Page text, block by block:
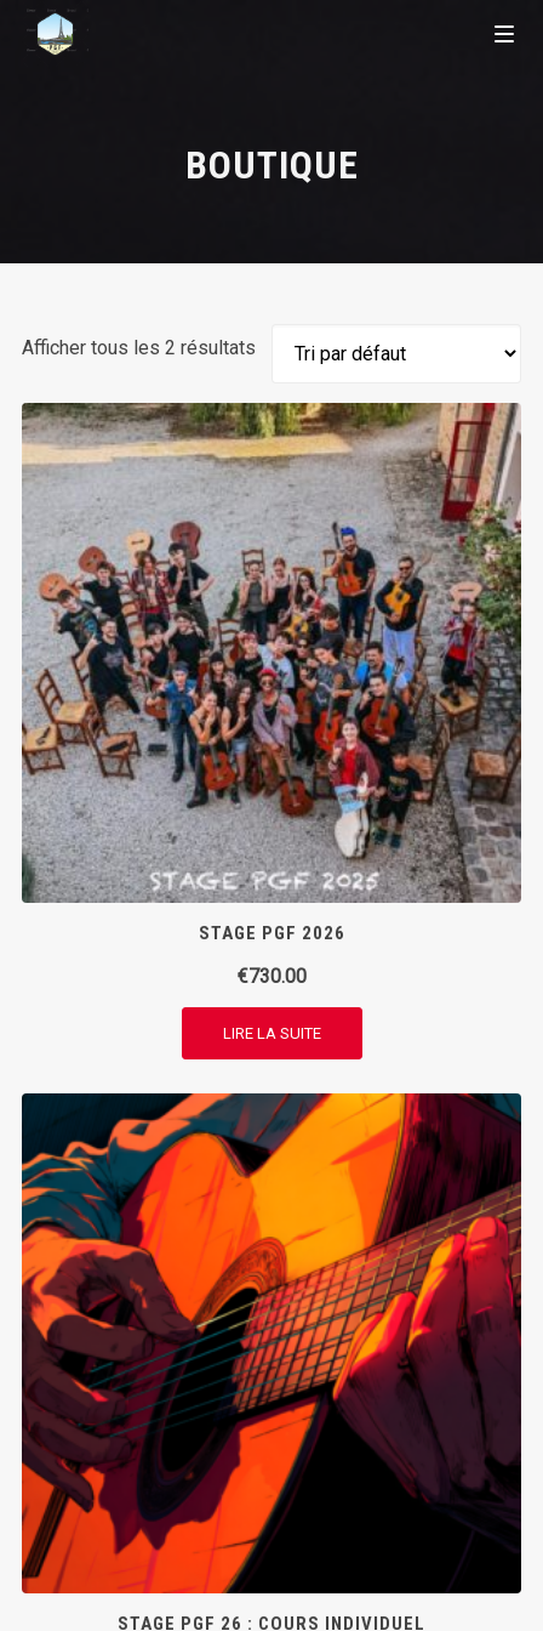
BOUTIQUE
Afficher tous les 2 résultats
STAGE PGF 2026
€730.00
LIRE LA SUITE
STAGE PGF 26 : COURS INDIVIDUEL